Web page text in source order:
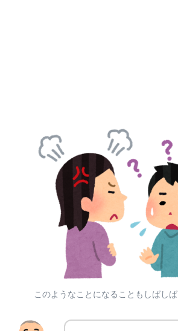
このようなことになることもしばしば